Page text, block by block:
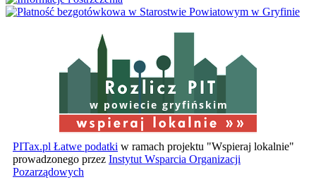
w powiecie gryfińskim
PITax.pl Łatwe podatki w ramach projektu "Wspieraj lokalnie"
prowadzonego przez Instytut Wsparcia Organizacji
Pozarządowych